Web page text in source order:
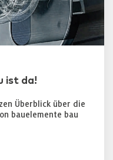
ist da!
Überblick über die
bauelemente bau